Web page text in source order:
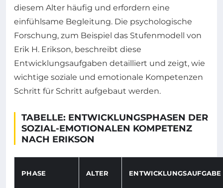
diesem Alter häufig und erfordern eine
einfühlsame Begleitung. Die psychologische
Forschung, zum Beispiel das Stufenmodell von
Erik H. Erikson, beschreibt diese
Entwicklungsaufgaben detailliert und zeigt, wie
wichtige soziale und emotionale Kompetenzen
Schritt für Schritt aufgebaut werden.
TABELLE: ENTWICKLUNGSPHASEN DER
SOZIAL-EMOTIONALEN KOMPETENZ
NACH ERIKSON
PHASE ALTER ENTWICKLUNGSAUFGABE